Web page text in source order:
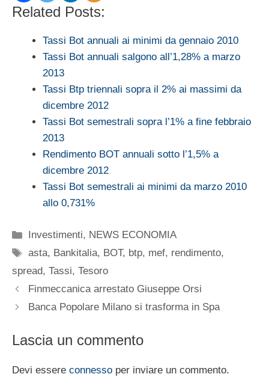
Related Posts:
Tassi Bot annuali ai minimi da gennaio 2010
Tassi Bot annuali salgono all’1,28% a marzo
2013
Tassi Btp triennali sopra il 2% ai massimi da
dicembre 2012
Tassi Bot semestrali sopra l’1% a fine febbraio
2013
Rendimento BOT annuali sotto l’1,5% a
dicembre 2012
Tassi Bot semestrali ai minimi da marzo 2010
allo 0,731%
Categorie
Investimenti, NEWS ECONOMIA
Tag
asta, Bankitalia, BOT, btp, mef, rendimento,
spread, Tassi, Tesoro
Finmeccanica arrestato Giuseppe Orsi
Banca Popolare Milano si trasforma in Spa
Lascia un commento
Devi essere connesso per inviare un commento.